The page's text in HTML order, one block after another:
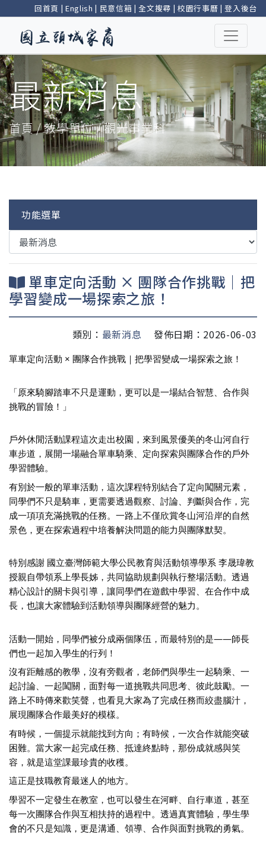
回首頁 | English | 民意信箱 |全文搜尋 | 校園行事曆 |登入後台
最新消息
首頁 / 教學單位 / 觀光事業科
功能選單
單車定向活動 × 團隊合作挑戰｜把
學習變成一場探索之旅！
類別： 最新消息 發佈日期：2026-06-03
單車定向活動 × 團隊合作挑戰｜把學習變成一場探索之旅！
「原來騎腳踏車不只是運動，更可以是一場結合智慧、合作與
挑戰的冒險！」
戶外休閒活動課程這次走出校園，來到風景優美的冬山河自行
車步道，展開一場融合單車騎乘、定向探索與團隊合作的戶外
學習體驗。
有別於一般的單車活動，這次課程特別結合了定向闖關元素，
同學們不只是騎車，更需要透過觀察、討論、判斷與合作，完
成一項項充滿挑戰的任務。一路上不僅欣賞冬山河沿岸的自然
景色，更在探索過程中培養解決問題的能力與團隊默契。
特別感謝 國立臺灣師範大學公民教育與活動領導學系 李晟瑋教
授親自帶領系上學長姊，共同協助規劃與執行整場活動。透過
精心設計的關卡與引導，讓同學們在遊戲中學習、在合作中成
長，也讓大家體驗到活動領導與團隊經營的魅力。
活動一開始，同學們被分成兩個隊伍，而最特別的是——師長
們也一起加入學生的行列！
沒有距離感的教學，沒有旁觀者，老師們與學生一起騎乘、一
起討論、一起闖關，面對每一道挑戰共同思考、彼此鼓勵。一
路上不時傳來歡笑聲，也看見大家為了完成任務而絞盡腦汁，
展現團隊合作最美好的模樣。
有時候，一個提示就能找到方向；有時候，一次合作就能突破
困難。當大家一起完成任務、抵達終點時，那份成就感與笑
容，就是這堂課最珍貴的收穫。
這正是技職教育最迷人的地方。
學習不一定發生在教室，也可以發生在河畔、自行車道，甚至
每一次團隊合作與互相扶持的過程中。透過真實體驗，學生學
會的不只是知識，更是溝通、領導、合作與面對挑戰的勇氣。